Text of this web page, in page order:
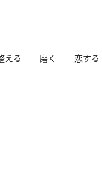
える 磨く 恋する